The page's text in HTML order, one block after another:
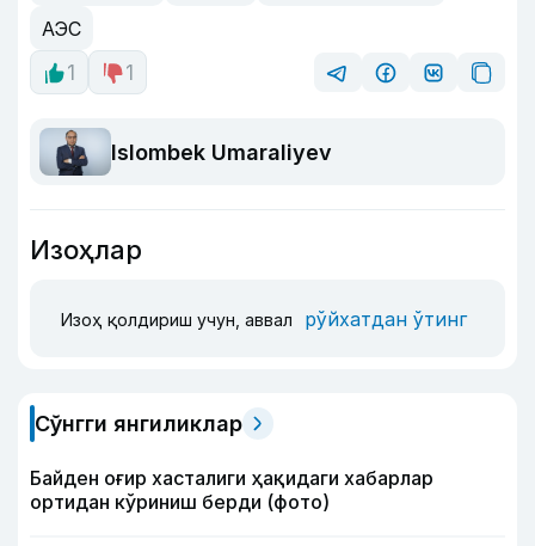
АЭС
1
1
Islombek Umaraliyev
Изоҳлар
Изоҳ қолдириш учун, аввал рўйхатдан ўтинг
Сўнгги янгиликлар
Байден оғир хасталиги ҳақидаги хабарлар
ортидан кўриниш берди (фото)